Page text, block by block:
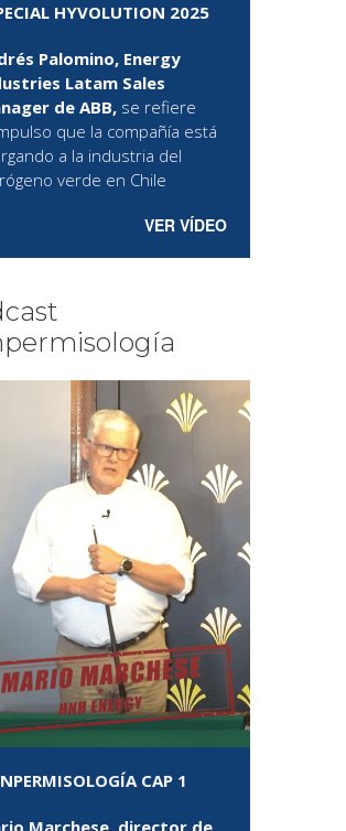
HYVOLUTION 2025
Palomino, Energy
Latam Sales
de ABB, se refiere
que la compañía está
a la industria del
verde en Chile
VER VÍDEO
CAP 1
Marchese, director de